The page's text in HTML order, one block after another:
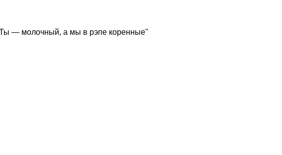
— молочный, а мы в рэпе коренные"